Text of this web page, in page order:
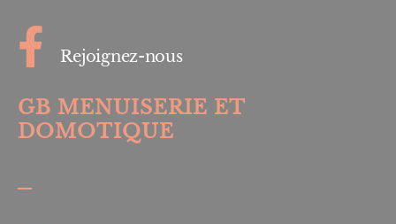
Rejoignez-nous
GB MENUISERIE ET
DOMOTIQUE